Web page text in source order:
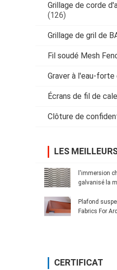
Grillage de corde
(126)
Grillage de gril de
Fil soudé Mesh
Graver à l'eau-forte
Écrans de fil de cale
Clôture de
LES
l'immersion
galvanisé la
Plafond
Fabrics For
CERTIFICAT